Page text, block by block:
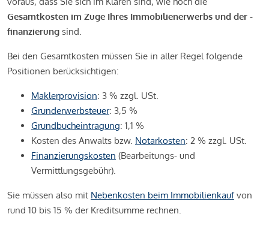
Gesamtkosten im Zuge Ihres Immobilienerwerbs und der -
finanzierung sind.
Bei den Gesamtkosten müssen Sie in aller Regel folgende
Positionen berücksichtigen:
Maklerprovision: 3 % zzgl. USt.
Grunderwerbsteuer: 3,5 %
Grundbucheintragung: 1,1 %
Kosten des Anwalts bzw. Notarkosten: 2 % zzgl. USt.
Finanzierungskosten (Bearbeitungs- und
Vermittlungsgebühr).
Sie müssen also mit Nebenkosten beim Immobilienkaufvon
rund 10 bis 15 % der Kreditsumme rechnen.